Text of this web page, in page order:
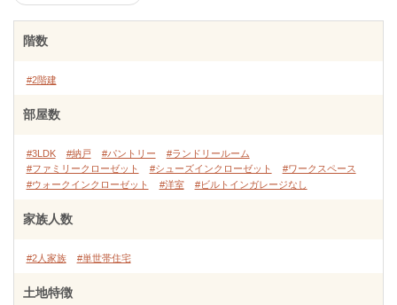
階数
#2階建
部屋数
#3LDK #納戸 #パントリー
#ランドリールーム
#ファミリークローゼット
#シューズインクローゼット
#ワークスペース
#ウォークインクローゼット
#洋室 #ビルトインガレージなし
家族人数
#2人家族 #単世帯住宅
土地特徴